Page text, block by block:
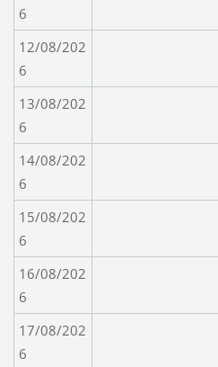
6
12/08/202
6
13/08/202
6
14/08/202
6
15/08/202
6
16/08/202
6
17/08/202
6